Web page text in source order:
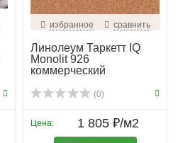
избранное сравнить
Линолеум Таркетт IQ
Monolit 926
коммерческий
(0)
Цена: 1 805 ₽/м2